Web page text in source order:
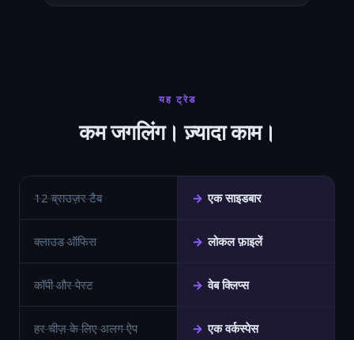
यह ट्रेड
कम जगलिंग। ज़्यादा काम।
12 ब्राउज़र टैब एक साइडबार
क्लाउड ऑफिस लोकल फ़ाइलें
कॉपी और पेस्ट वेब क्लिप्स
हर चीज़ के लिए अलग ऐप एक वर्कस्पेस